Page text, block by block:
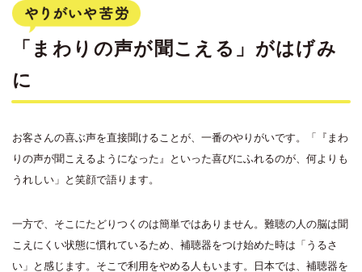
「まわりの声が聞こえる」がはげみ
に
お客さんの喜ぶ声を直接聞けることが、一番のやりがいです。「『まわ
りの声が聞こえるようになった』といった喜びにふれるのが、何よりも
うれしい」と笑顔で語ります。
一方で、そこにたどりつくのは簡単ではありません。難聴の人の脳は聞
こえにくい状態に慣れているため、補聴器をつけ始めた時は「うるさ
い」と感じます。そこで利用をやめる人もいます。日本では、補聴器を